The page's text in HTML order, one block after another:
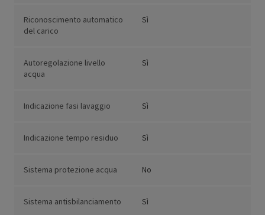
Riconoscimento automatico
del carico
Sì
Autoregolazione livello
acqua
Sì
Indicazione fasi lavaggio Sì
Indicazione tempo residuo Sì
Sistema protezione acqua No
Sistema antisbilanciamento Sì